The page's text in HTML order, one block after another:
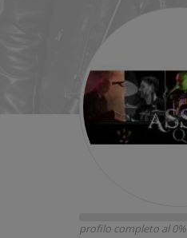
profilo completo al 0%